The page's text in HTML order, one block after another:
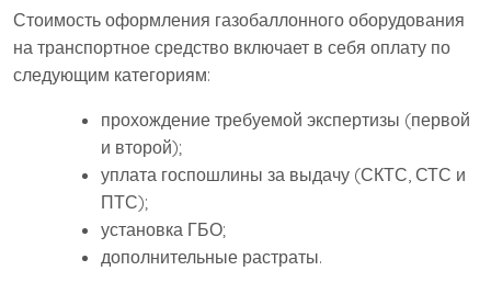
Стоимость оформления газобаллонного оборудования
на транспортное средство включает в себя оплату по
следующим категориям:
прохождение требуемой экспертизы (первой
и второй);
уплата госпошлины за выдачу (СКТС, СТС и
ПТС);
установка ГБО;
дополнительные растраты.